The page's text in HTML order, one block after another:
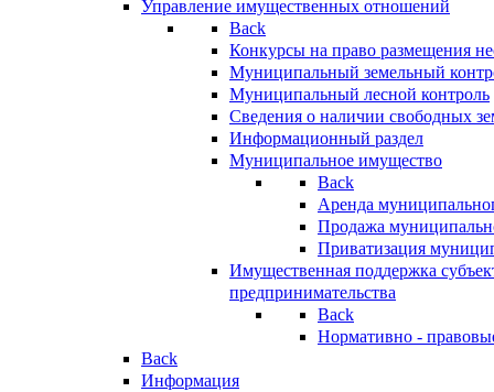
Управление имущественных отношений
Back
Конкурсы на право размещения
Муниципальный земельный
Муниципальный лесной контроль
Сведения о наличии свободных
Информационный раздел
Муниципальное имущество
Back
Аренда
Продажа
Приватизация
Имущественная поддержка
предпринимательства
Back
Нормативно -
Back
Информация